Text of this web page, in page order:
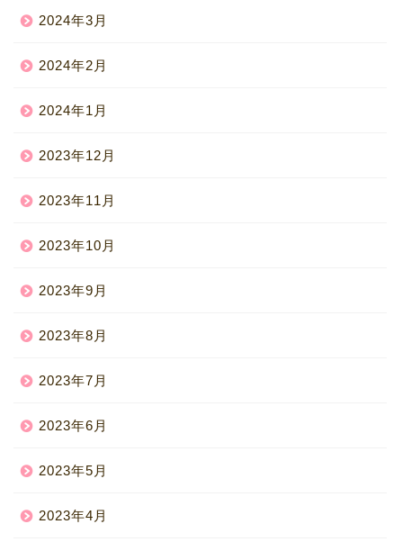
2024年3月
2024年2月
2024年1月
2023年12月
2023年11月
2023年10月
2023年9月
2023年8月
2023年7月
2023年6月
2023年5月
2023年4月